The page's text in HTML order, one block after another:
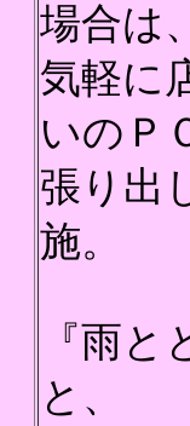
場合は
気軽に
いのＰ
張り出
施。
『雨
と、